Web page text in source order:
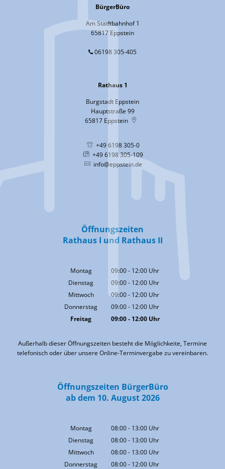
BürgerBüro
Am Stadtbahnhof 1
65817 Eppstein
06198 305-405
Rathaus 1
Burgstadt Eppstein
Hauptstraße 99
65817 Eppstein
+49 6198 305-0
+49 6198 305-109
info@eppstein.de
Öffnungszeiten
Rathaus I und Rathaus II
Montag 09:00- 12:00 Uhr
Von 09:00 bis 12:00 Uhr
Dienstag 09:00- 12:00 Uhr
Von 09:00 bis 12:00 Uhr
Mittwoch 09:00- 12:00 Uhr
Von 09:00 bis 12:00 Uhr
Donnerstag 09:00- 12:00 Uhr
Von 09:00 bis 12:00 Uhr
Freitag 09:00- 12:00Uhr
Außerhalb dieser Öffnungszeiten besteht die Möglichkeite, Termine
telefonisch oder über unsere Online-Terminvergabe zu vereinbaren.
Öffnungszeiten BürgerBüro
ab dem 10. August 2026
Montag 08:00- 13:00 Uhr
Von 08:00 bis 13:00 Uhr
Dienstag 08:00- 13:00 Uhr
Von 08:00 bis 13:00 Uhr
Mittwoch 08:00- 13:00 Uhr
Von 08:00 bis 13:00 Uhr
Donnerstag 08:00- 12:00 Uhr